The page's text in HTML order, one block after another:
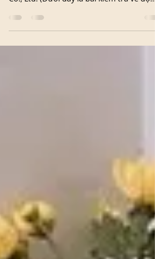
garbage bag made by Million Packaging
Co., Ltd. (Dưới đây là bài kiểm tra về độ
chắc màng túi đựng...